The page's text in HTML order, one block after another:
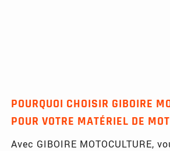
POURQUOI CHOISIR GIBOIRE
POUR VOTRE MATÉRIEL DE
Avec GIBOIRE MOTOCULTURE,